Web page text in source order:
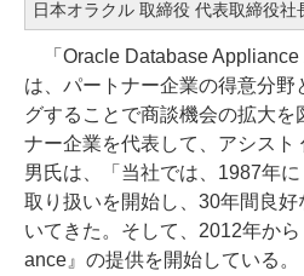
日本オラクル 取締役 代表取締役社
「Oracle Database Appliance
は、パートナー企業の得意分野
グすることで商談機会の拡大を
ナー企業を代表して、アシスト
男氏は、「当社では、1987年
取り扱いを開始し、30年間良
いてきた。そして、2012年か
ance』の提供を開始している